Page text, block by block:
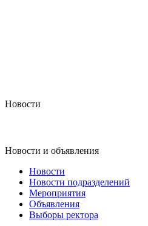
Новости
Новости и объявления
Новости
Новости подразделений
Мероприятия
Объявления
Выборы ректора